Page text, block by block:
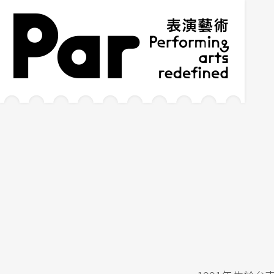
跳到主要內容區塊
網站導覽